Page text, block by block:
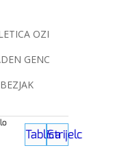
OZI
GENC